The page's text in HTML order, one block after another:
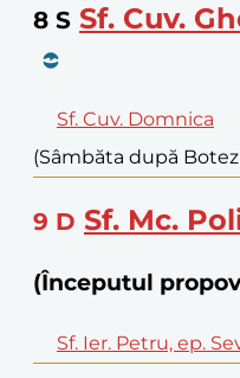
8 S Sf. Cuv.
Sf. Cuv. Domnica
(Sâmbăta după
9 D Sf. Mc.
(Începutul
Sf. Ier. Petru, ep.